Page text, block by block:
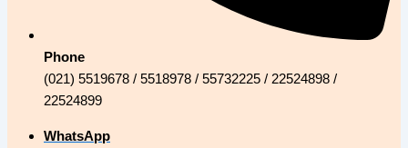
Phone
(021) 5519678 / 5518978 / 55732225 / 22524898 /
22524899
WhatsApp